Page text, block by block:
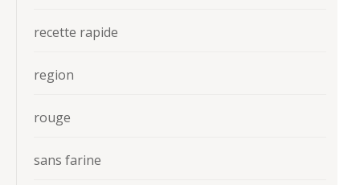
recette rapide
region
rouge
sans farine